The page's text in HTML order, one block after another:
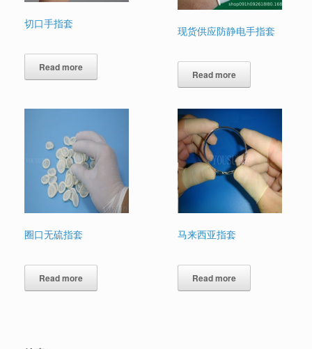
切口手指套
Read more
现货供应防静电手指套
Read more
圈口无硫指套
Read more
马来西亚指套
Read more